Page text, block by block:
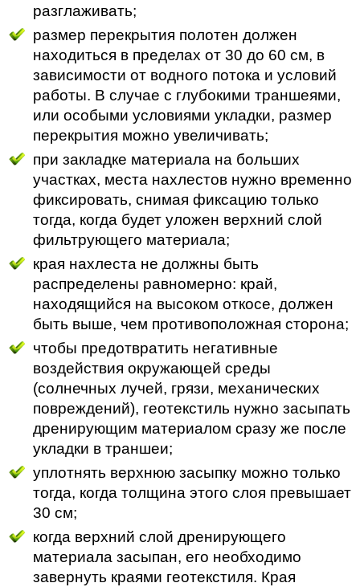
разглаживать;
размер перекрытия полотен должен
находиться в пределах от 30 до 60 см, в
зависимости от водного потока и условий
работы. В случае с глубокими траншеями,
или особыми условиями укладки, размер
перекрытия можно увеличивать;
при закладке материала на больших
участках, места нахлестов нужно временно
фиксировать, снимая фиксацию только
тогда, когда будет уложен верхний слой
фильтрующего материала;
края нахлеста не должны быть
распределены равномерно: край,
находящийся на высоком откосе, должен
быть выше, чем противоположная сторона;
чтобы предотвратить негативные
воздействия окружающей среды
(солнечных лучей, грязи, механических
повреждений), геотекстиль нужно засыпать
дренирующим материалом сразу же после
укладки в траншеи;
уплотнять верхнюю засыпку можно только
тогда, когда толщина этого слоя превышает
30 см;
когда верхний слой дренирующего
материала засыпан, его необходимо
завернуть краями геотекстиля. Края